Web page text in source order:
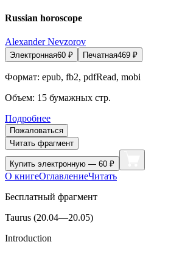
Russian horoscope
Alexander Nevzorov
Электронная60 ₽ Печатная469 ₽
Формат: epub, fb2, pdfRead, mobi
Объем: 15 бумажных стр.
Подробнее
Пожаловаться
Читать фрагмент
Купить электронную — 60 ₽
О книгеОглавлениеЧитать
Бесплатный фрагмент
Taurus (20.04—20.05)
Introduction